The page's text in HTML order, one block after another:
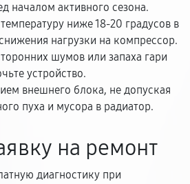
началом активного сезона.
ниже 18-20 градусов в
нагрузки на компрессор.
шумов или запаха гари
устройство.
внешнего блока, не допуская
пуха и мусора в радиатор.
на ремонт
диагностику при